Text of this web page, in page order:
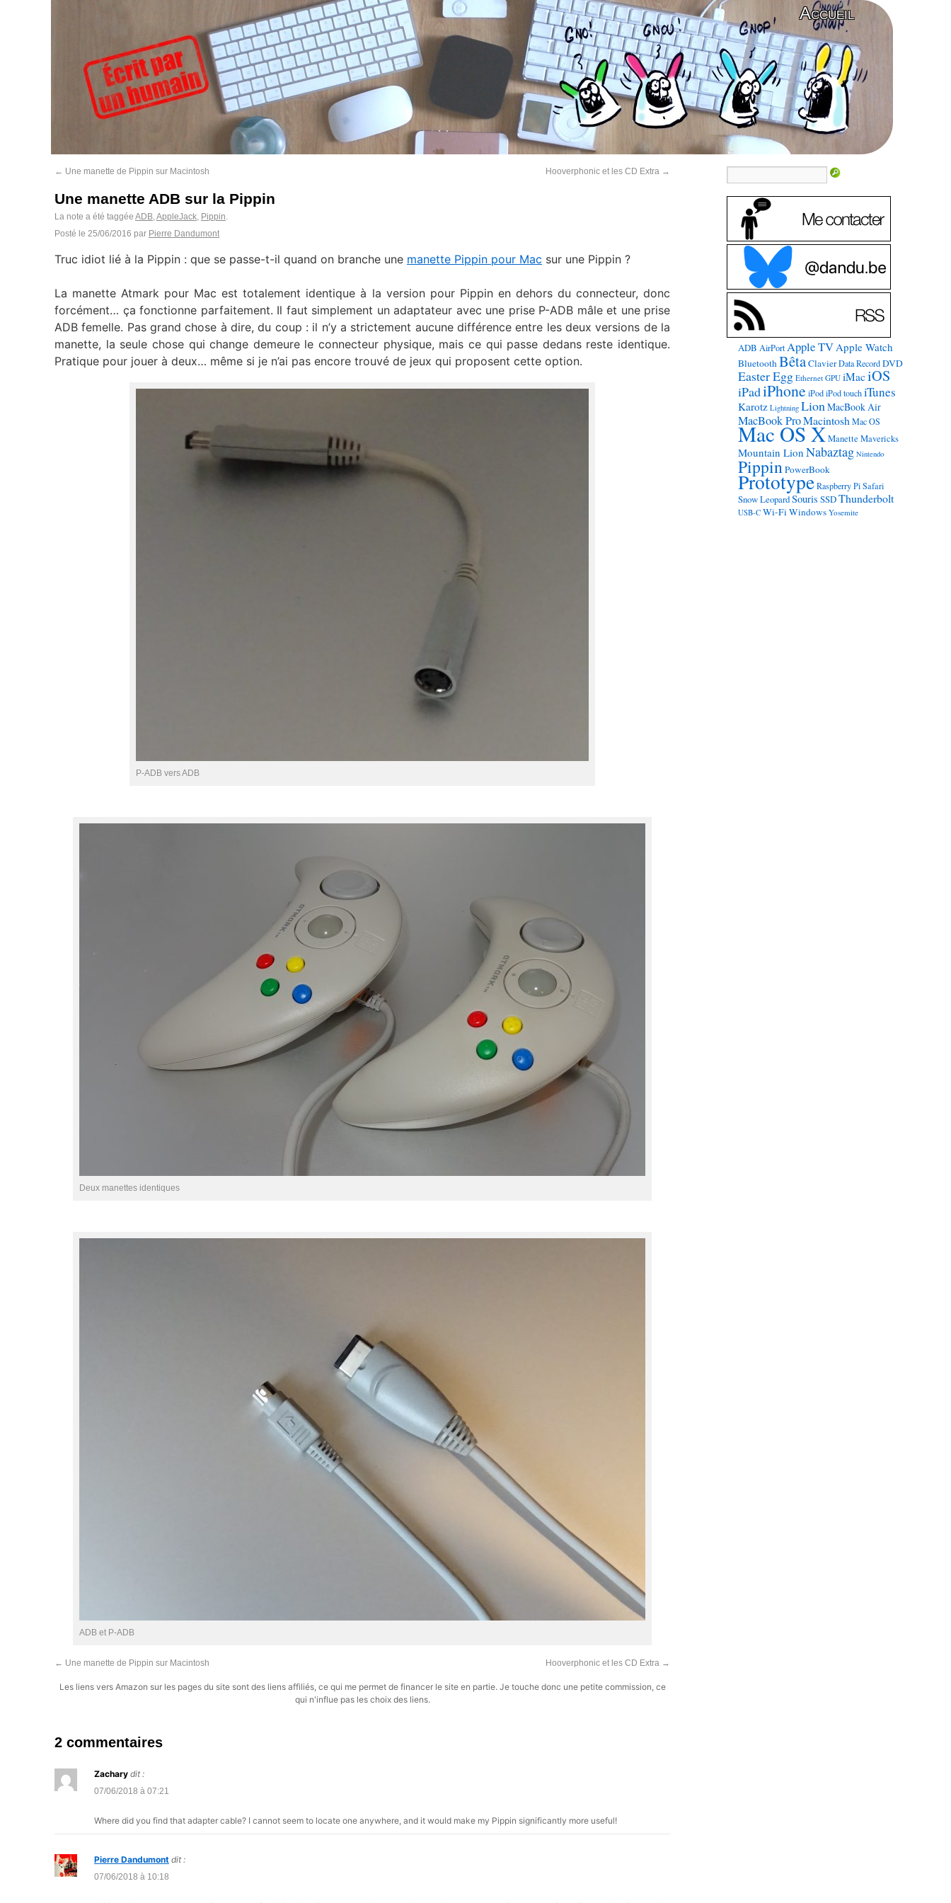
Accueil
← Une manette de Pippin sur Macintosh Hooverphonic et les CD Extra →
Une manette ADB sur la Pippin
La note a été taggée ADB,AppleJack, Pippin.
Posté le 25/06/2016 par Pierre Dandumont
Truc idiot lié à la Pippin : que se passe-t-il quand on branche une manette Pippin pour Mac sur une Pippin ?
La manette Atmark pour Mac est totalement identique à la version pour Pippin en dehors du connecteur, donc
forcément… ça fonctionne parfaitement. Il faut simplement un adaptateur avec une prise P-ADB mâle et une prise
ADB femelle. Pas grand chose à dire, du coup : il n’y a strictement aucune différence entre les deux versions de la
manette, la seule chose qui change demeure le connecteur physique, mais ce qui passe dedans reste identique.
Pratique pour jouer à deux… même si je n’ai pas encore trouvé de jeux qui proposent cette option.
P-ADB vers ADB
Deux manettes identiques
ADB et P-ADB
← Une manette de Pippin sur Macintosh Hooverphonic et les CD Extra →
Les liens vers Amazon sur les pages du site sont des liens affiliés, ce qui me permet de financer le site en partie. Je touche donc une petite commission, ce
qui n'influe pas les choix des liens.
2 commentaires
Zachary dit :
07/06/2018 à 07:21
Where did you find that adapter cable? I cannot seem to locate one anywhere, and it would make my Pippin significantly more useful!
Pierre Dandumont dit :
07/06/2018 à 10:18
ADB AirPort Apple TVApple Watch
BluetoothBêtaClavier Data Record DVD
Easter Egg Ethernet GPU iMaciOS
iPadiPhone iPod iPod touch iTunes
Karotz Lightning LionMacBook Air
MacBook ProMacintosh Mac OS
Mac OS X Manette Mavericks
Mountain Lion Nabaztag Nintendo
PippinPowerBook
Prototype Raspberry Pi Safari
Snow LeopardSouris SSDThunderbolt
USB-C Wi-FiWindows Yosemite